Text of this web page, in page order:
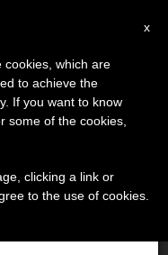
2002
×
haremos la pausa
de verano
y también el
x
cookies, which are
to achieve the
If you want to know
some of the cookies,
clicking a link or
to the use of cookies.